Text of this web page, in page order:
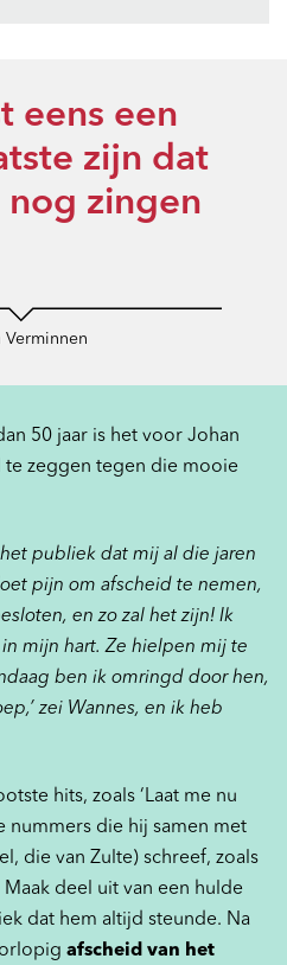
eens een
zijn dat
zingen
Verminnen
50 jaar is het voor Johan
te zeggen tegen die mooie
publiek dat mij al die jaren
pijn om afscheid te nemen,
en zo zal het zijn! Ik
mijn hart. Ze hielpen mij te
ben ik omringd door hen,
zei Wannes, en ik heb
hits, zoals ‘Laat me nu
nummers die hij samen met
die van Zulte) schreef, zoals
Maak deel uit van een hulde
dat hem altijd steunde. Na
afscheid van het